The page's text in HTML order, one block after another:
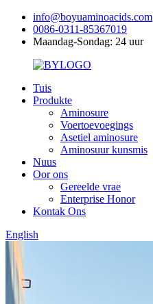
info@boyuaminoacids.com
0086-0311-85367019
Maandag-Sondag: 24 uur
Tuis
Produkte
Aminosure
Voertoevoegings
Asetiel aminosure
Aminosuur kunsmis
Nuus
Oor ons
Gereelde vrae
Enterprise Honor
Kontak Ons
English